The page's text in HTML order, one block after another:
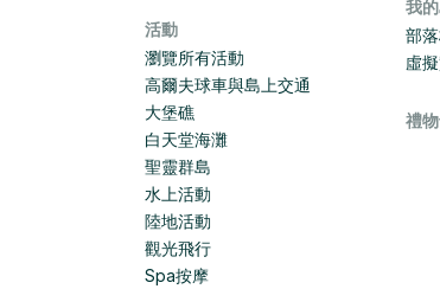
活動
瀏覽所有活動
高爾夫球車與島上交通
大堡礁
白天堂海灘
聖靈群島
水上活動
陸地活動
觀光飛行
Spa按摩
我
部
虛
禮